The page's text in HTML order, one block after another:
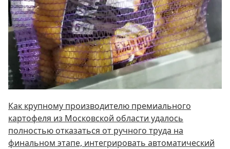
Как крупному производителю премиального
картофеля из Московской области удалось
полностью отказаться от ручного труда на
финальном этапе, интегрировать автоматический